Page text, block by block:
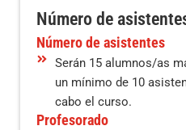
Número de
Número de asistentes
Serán 15 alumnos/as
un mínimo de 10
cabo el curso.
Profesorado